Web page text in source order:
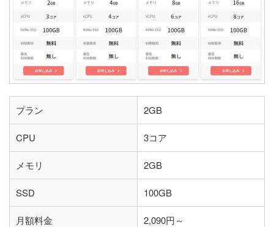
プラン 2GB
CPU 3コア
メモリ 2GB
SSD 100GB
月額料金 2,090円～